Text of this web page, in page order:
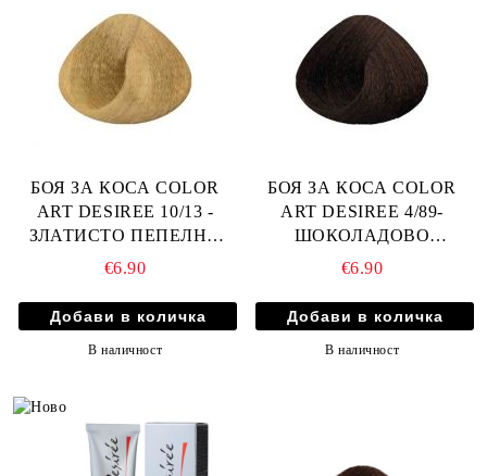
БОЯ ЗА КОСА COLOR
ART DESIREE 10/13 -
ЗЛАТИСТО ПЕПЕЛНО
СУПЕР СВЕТЛО РУСО
€6.90
В наличност
БОЯ ЗА КОСА COLOR
ART DESIREE 4/89-
ШОКОЛАДОВО
КЕХЛИБАРЕНО КАФЯВО
€6.90
В наличност